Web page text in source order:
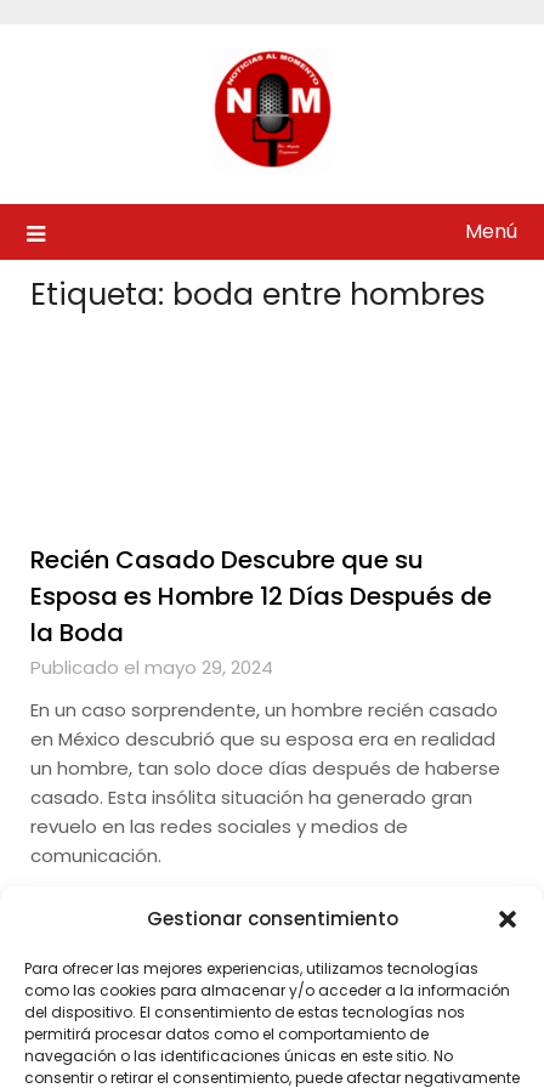
Menú
Etiqueta: boda entre hombres
Recién Casado Descubre que su
Esposa es Hombre 12 Días Después de
la Boda
Publicado el mayo 29, 2024
En un caso sorprendente, un hombre recién casado
en México descubrió que su esposa era en realidad
un hombre, tan solo doce días después de haberse
casado. Esta insólita situación ha generado gran
revuelo en las redes sociales y medios de
comunicación.
Gestionar consentimiento
Para ofrecer las mejores experiencias, utilizamos tecnologías
como las cookies para almacenar y/o acceder a la información
del dispositivo. El consentimiento de estas tecnologías nos
permitirá procesar datos como el comportamiento de
navegación o las identificaciones únicas en este sitio. No
consentir o retirar el consentimiento, puede afectar negativamente